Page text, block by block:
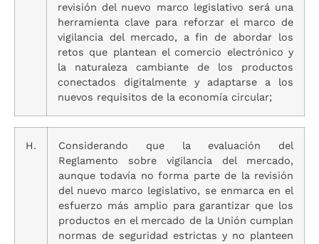
revisión del nuevo marco legislativo será una
herramienta clave para reforzar el marco de
vigilancia del mercado, a fin de abordar los
retos que plantean el comercio electrónico y
la naturaleza cambiante de los productos
conectados digitalmente y adaptarse a los
nuevos requisitos de la economía circular;
H.
Considerando que la evaluación del
Reglamento sobre vigilancia del mercado,
aunque todavía no forma parte de la revisión
del nuevo marco legislativo, se enmarca en el
esfuerzo más amplio para garantizar que los
productos en el mercado de la Unión cumplan
normas de seguridad estrictas y no planteen